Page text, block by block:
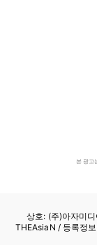
본 광고
상호: (주)아자미
THEAsiaN / 등록정